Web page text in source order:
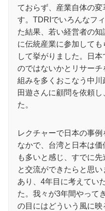
ておらず、産業自体の
す。TDRIでいろんなフ
た結果、若い経営者の
に伝統産業に参加して
して挙がりました。日
のではないかとリサーチ
組みを多くおこなう中
田遊さんに顧問を依頼
た。
レクチャーで日本の事例
なかで、台湾と日本は
も多いと感じ、すでに
と交流ができたらと思
あり、4年目に考えてい
た。我々が3年間やって
の目にはどういう風に